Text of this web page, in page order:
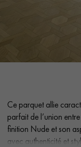
Nos
Ce parquet allie
parfait de l’union
finition Nude et son
avec authenticité et